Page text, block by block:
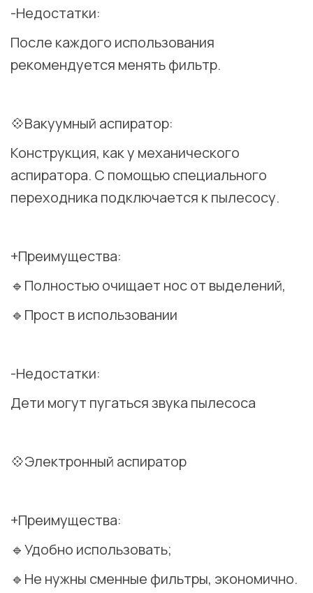
-Недостатки:
После каждого использования
рекомендуется менять фильтр.
💠Вакуумный аспиратор:
Конструкция, как у механического
аспиратора. С помощью специального
переходника подключается к пылесосу.
+Преимущества:
🔹Полностью очищает нос от выделений,
🔹Прост в использовании
-Недостатки:
Дети могут пугаться звука пылесоса
💠Электронный аспиратор
+Преимущества:
🔹Удобно использовать;
🔹Не нужны сменные фильтры, экономично.